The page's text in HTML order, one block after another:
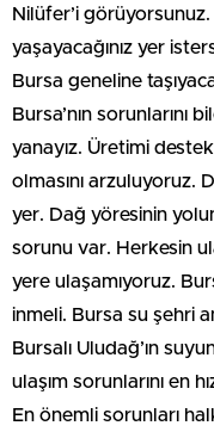
Nilüfer’i
yaşayacağınız yer
Bursa geneline
Bursa’nın sorunlarını
yanayız. Üretimi
olmasını arzuluyoruz.
yer. Dağ yöresinin
sorunu var. Herkesin
yere ulaşamıyoruz.
inmeli. Bursa su şehri
Bursalı Uludağ’ın
ulaşım sorunlarını en
En önemli sorunları